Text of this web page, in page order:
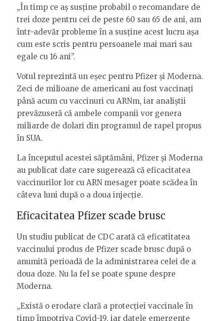
„În timp ce aș susține probabil o recomandare de
trei doze pentru cei de peste 60 sau 65 de ani, am
într-adevăr probleme în a susține acest lucru așa
cum este scris pentru persoanele mai mari sau
egale cu 16 ani”.
Votul reprezintă un eșec pentru Pfizer și Moderna.
Zeci de milioane de americani au fost vaccinați
până acum cu vaccinuri cu ARNm, iar analiștii
prevăzuseră că ambele companii vor genera
miliarde de dolari din programul de rapel propus
în SUA.
La începutul acestei săptămâni, Pfizer și Moderna
au publicat date care sugerează că eficacitatea
vaccinurilor lor cu ARN mesager poate scădea în
câteva luni după o a doua injecție.
Eficacitatea Pfizer scade brusc
Un studiu publicat de CDC arată că eficatitatea
vaccinului produs de Pfizer scade brusc după o
anumită perioadă de la administrarea celei de a
doua doze. Nu la fel se poate spune despre
Moderna.
„Există o erodare clară a protecției vaccinale în
timp împotriva Covid-19, iar datele emergente